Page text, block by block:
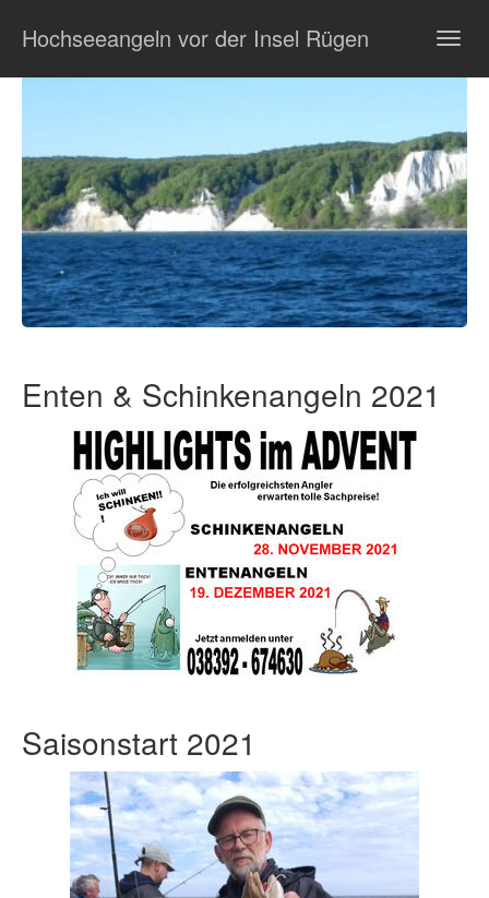
Hauptinhalt
Hochseeangeln vor der Insel Rügen
Enten & Schinkenangeln 2021
Saisonstart 2021